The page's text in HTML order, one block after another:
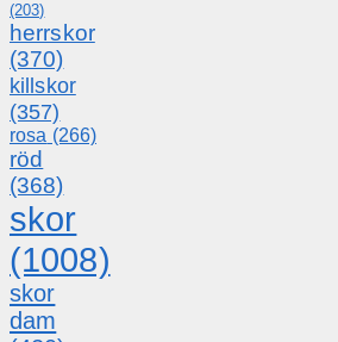
(203)
herrskor
(370)
killskor
(357)
rosa (266)
röd
(368)
skor
(1008)
skor
dam